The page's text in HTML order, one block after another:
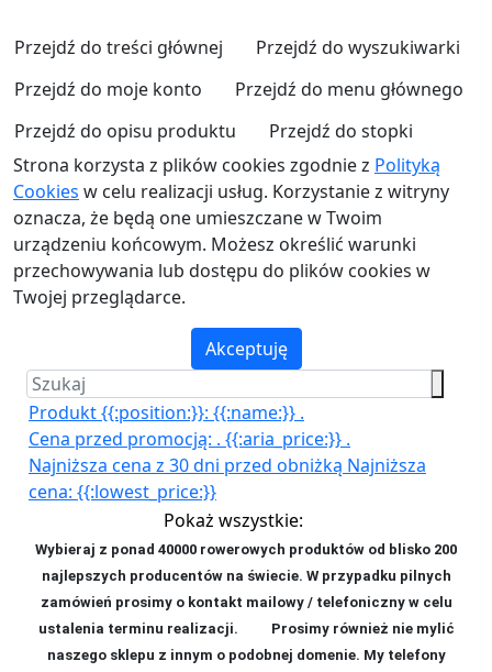
Przejdź do treści głównej
Przejdź do wyszukiwarki
Przejdź do moje konto
Przejdź do menu głównego
Przejdź do opisu produktu
Przejdź do stopki
Strona korzysta z plików cookies zgodnie z Polityką
Cookies w celu realizacji usług. Korzystanie z witryny
oznacza, że będą one umieszczane w Twoim
urządzeniu końcowym. Możesz określić warunki
przechowywania lub dostępu do plików cookies w
Twojej przeglądarce.
Akceptuję
Produkt {{:position:}}: {{:name:}} .
Cena przed promocją: . {{:aria_price:}} .
Najniższa cena z 30 dni przed obniżką Najniższa
cena: {{:lowest_price:}}
Pokaż wszystkie:
Wybieraj z ponad 40000 rowerowych produktów od blisko 200
najlepszych producentów na świecie. W przypadku pilnych
zamówień prosimy o kontakt mailowy / telefoniczny w celu
ustalenia terminu realizacji. Prosimy również nie mylić
naszego sklepu z innym o podobnej domenie. My telefony